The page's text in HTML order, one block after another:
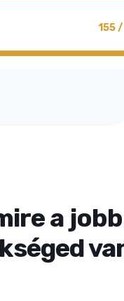
155
a jobb